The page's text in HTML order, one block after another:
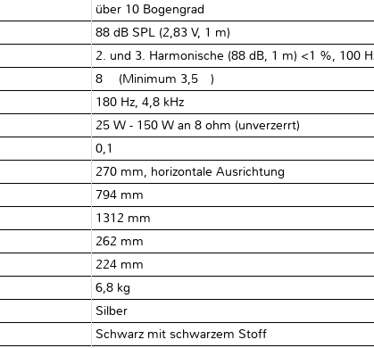
über 10 Bogengrad
88 dB SPL (2,83 V, 1 m)
2. und 3. Harmonische (88 dB, 1 m) <1 %, 100
8 Ω (Minimum 3,5 Ω)
180 Hz, 4,8 kHz
25 W - 150 W an 8 ohm (unverzerrt)
0,1 Ω
270 mm, horizontale Ausrichtung
794 mm
1312 mm
262 mm
224 mm
6,8 kg
Silber
Schwarz mit schwarzem Stoff